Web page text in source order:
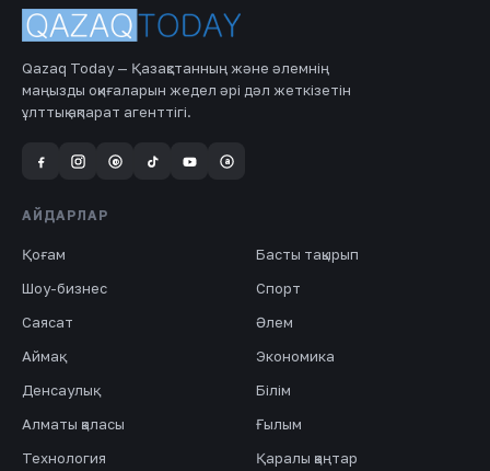
Qazaq Today — Қазақстанның және әлемнің
маңызды оқиғаларын жедел әрі дәл жеткізетін
ұлттық ақпарат агенттігі.
@ a
АЙДАРЛАР
Қоғам
Басты тақырып
Шоу-бизнес
Спорт
Саясат
Әлем
Аймақ
Экономика
Денсаулық
Білім
Алматы қаласы
Ғылым
Технология
Қаралы қаңтар